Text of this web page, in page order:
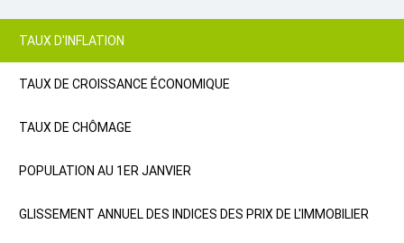
TAUX D'INFLATION
TAUX DE CROISSANCE ÉCONOMIQUE
TAUX DE CHÔMAGE
POPULATION AU 1ER JANVIER
GLISSEMENT ANNUEL DES INDICES DES PRIX DE L'IMMOBILIER